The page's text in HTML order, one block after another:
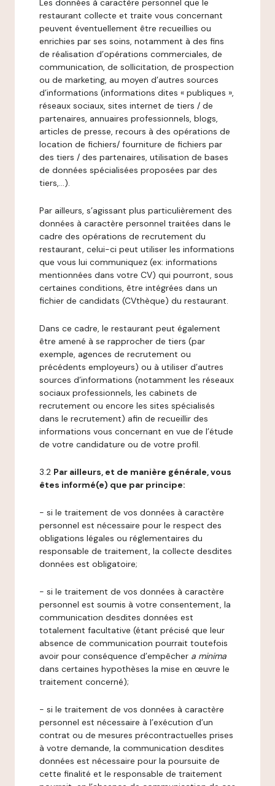
Les données à caractère personnel que le
restaurant collecte et traite vous concernant
peuvent éventuellement être recueillies ou
enrichies par ses soins, notamment à des fins
de réalisation d’opérations commerciales, de
communication, de sollicitation, de prospection
ou de marketing, au moyen d’autres sources
d’informations (informations dites « publiques »,
réseaux sociaux, sites internet de tiers / de
partenaires, annuaires professionnels, blogs,
articles de presse, recours à des opérations de
location de fichiers/ fourniture de fichiers par
des tiers / des partenaires, utilisation de bases
de données spécialisées proposées par des
tiers,…).
Par ailleurs, s’agissant plus particulièrement des
données à caractère personnel traitées dans le
cadre des opérations de recrutement du
restaurant, celui-ci peut utiliser les informations
que vous lui communiquez (ex: informations
mentionnées dans votre CV) qui pourront, sous
certaines conditions, être intégrées dans un
fichier de candidats (CVthèque) du restaurant.
Dans ce cadre, le restaurant peut également
être amené à se rapprocher de tiers (par
exemple, agences de recrutement ou
précédents employeurs) ou à utiliser d’autres
sources d’informations (notamment les réseaux
sociaux professionnels, les cabinets de
recrutement ou encore les sites spécialisés
dans le recrutement) afin de recueillir des
informations vous concernant en vue de l’étude
de votre candidature ou de votre profil.
3.2 Par ailleurs, et de manière générale, vous
êtes informé(e) que par principe:
- si le traitement de vos données à caractère
personnel est nécessaire pour le respect des
obligations légales ou réglementaires du
responsable de traitement, la collecte desdites
données est obligatoire;
- si le traitement de vos données à caractère
personnel est soumis à votre consentement, la
communication desdites données est
totalement facultative (étant précisé que leur
absence de communication pourrait toutefois
avoir pour conséquence d’empêcher a minima
dans certaines hypothèses la mise en œuvre le
traitement concerné);
- si le traitement de vos données à caractère
personnel est nécessaire à l’exécution d’un
contrat ou de mesures précontractuelles prises
à votre demande, la communication desdites
données est nécessaire pour la poursuite de
cette finalité et le responsable de traitement